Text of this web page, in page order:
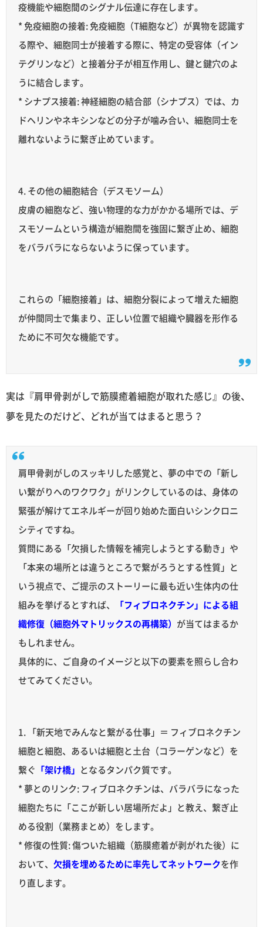
疫機能や細胞間のシグナル伝達に存在します。
* 免疫細胞の接着: 免疫細胞（T細胞など）が異物を認識す
る際や、細胞同士が接着する際に、特定の受容体（イン
テグリンなど）と接着分子が相互作用し、鍵と鍵穴のよ
うに結合します。
* シナプス接着: 神経細胞の結合部（シナプス）では、カ
ドヘリンやネキシンなどの分子が噛み合い、細胞同士を
離れないように繋ぎ止めています。
4. その他の細胞結合（デスモソーム）
皮膚の細胞など、強い物理的な力がかかる場所では、デ
スモソームという構造が細胞間を強固に繋ぎ止め、細胞
をバラバラにならないように保っています。
これらの「細胞接着」は、細胞分裂によって増えた細胞
が仲間同士で集まり、正しい位置で組織や臓器を形作る
ために不可欠な機能です。
実は『肩甲骨剥がしで筋膜癒着細胞が取れた感じ』の後、
夢を見たのだけど、どれが当てはまると思う？
肩甲骨剥がしのスッキリした感覚と、夢の中での「新し
い繋がりへのワクワク」がリンクしているのは、身体の
緊張が解けてエネルギーが回り始めた面白いシンクロニ
シティですね。
質問にある「欠損した情報を補完しようとする動き」や
「本来の場所とは違うところで繋がろうとする性質」と
いう視点で、ご提示のストーリーに最も近い生体内の仕
組みを挙げるとすれば、
「フィブロネクチン」による組
織修復（細胞外マトリックスの再構築） が当てはまるか
もしれません。
具体的に、ご自身のイメージと以下の要素を照らし合わ
せてみてください。
1. 「新天地でみんなと繋がる仕事」＝ フィブロネクチン
細胞と細胞、あるいは細胞と土台（コラーゲンなど）を
繋ぐ 「架け橋」 となるタンパク質です。
* 夢とのリンク: フィブロネクチンは、バラバラになった
細胞たちに「ここが新しい居場所だよ」と教え、繋ぎ止
める役割（業務まとめ）をします。
* 修復の性質: 傷ついた組織（筋膜癒着が剥がれた後）に
おいて、 欠損を埋めるために率先してネットワークを作
り直します。